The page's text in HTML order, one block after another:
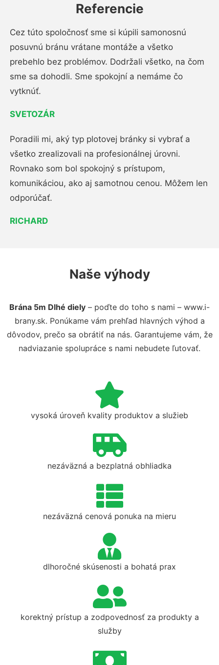
Referencie
Cez túto spoločnosť sme si kúpili samonosnú
posuvnú bránu vrátane montáže a všetko
prebehlo bez problémov. Dodržali všetko, na čom
sme sa dohodli. Sme spokojní a nemáme čo
vytknúť.
SVETOZÁR
Poradili mi, aký typ plotovej bránky si vybrať a
všetko zrealizovali na profesionálnej úrovni.
Rovnako som bol spokojný s prístupom,
komunikáciou, ako aj samotnou cenou. Môžem len
odporúčať.
RICHARD
Naše výhody
Brána 5m Dlhé diely – poďte do toho s nami – www.i-
brany.sk. Ponúkame vám prehľad hlavných výhod a
dôvodov, prečo sa obrátiť na nás. Garantujeme vám, že
nadviazanie spolupráce s nami nebudete ľutovať.
vysoká úroveň kvality produktov a služieb
nezáväzná a bezplatná obhliadka
nezáväzná cenová ponuka na mieru
dlhoročné skúsenosti a bohatá prax
korektný prístup a zodpovednosť za produkty a
služby